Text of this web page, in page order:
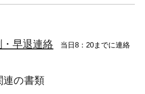
早退連絡 当日8：20までに連絡
の書類